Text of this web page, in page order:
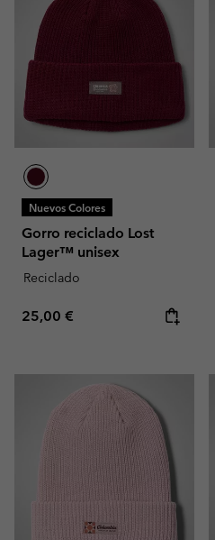
Nuevos Colores
Gorro reciclado Lost
Lager™ unisex
Reciclado
Regular price:
25,00 €